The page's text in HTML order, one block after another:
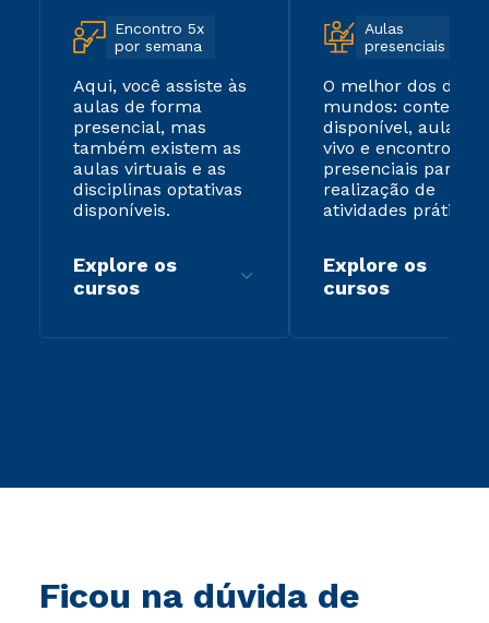
Encontro 5x
por semana
Aqui, você assiste às
aulas de forma
presencial, mas
também existem as
aulas virtuais e as
disciplinas optativas
disponíveis.
Explore os
cursos
Aulas
presenciais
O melhor dos dois
mundos: conteúdo
disponível, aulas ao
vivo e encontros
presenciais para
realização de
atividades práticas.
Explore os
cursos
Ficou na dúvida de